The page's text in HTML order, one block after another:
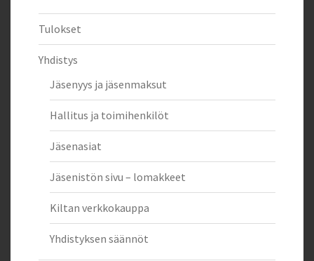
Tulokset
Yhdistys
Jäsenyys ja jäsenmaksut
Hallitus ja toimihenkilöt
Jäsenasiat
Jäsenistön sivu – lomakkeet
Kiltan verkkokauppa
Yhdistyksen säännöt